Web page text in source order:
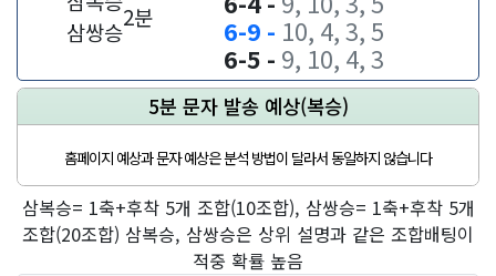
삼쌍승
2분
6-9 - 10, 4, 3, 5
6-5 - 9, 10, 4, 3
5분 문자 발송 예상(복승)
홈페이지 예상과 문자 예상은 분석 방법이 달라서 동일하지 않습니다
삼복승= 1축+후착 5개 조합(10조합), 삼쌍승= 1축+후착 5개
조합(20조합) 삼복승, 삼쌍승은 상위 설명과 같은 조합배팅이
적중 확률 높음